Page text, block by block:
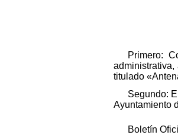
Primero:
titulado
Segundo:
Ayuntamiento
Boletín